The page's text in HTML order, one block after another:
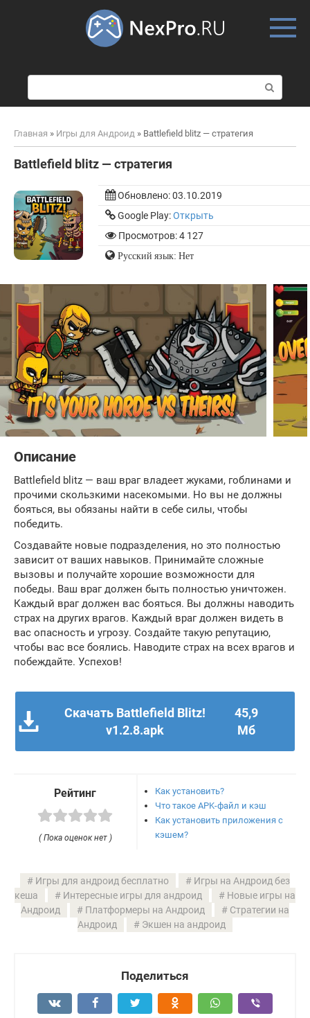
о
и
к
Главная » Игры для Андроид » Battlefield blitz — стратегия
Battlefield blitz — стратегия
Обновлено:03.10.2019
Google Play:Открыть
Просмотров: 4 127
Русский язык: Нет
Описание
Battlefield blitz — ваш враг владеет жуками, гоблинами и
прочими скользкими насекомыми. Но вы не должны
бояться, вы обязаны найти в себе силы, чтобы
победить.
Создавайте новые подразделения, но это полностью
зависит от ваших навыков. Принимайте сложные
вызовы и получайте хорошие возможности для
победы. Ваш враг должен быть полностью уничтожен.
Каждый враг должен вас бояться. Вы должны наводить
страх на других врагов. Каждый враг должен видеть в
вас опасность и угрозу. Создайте такую репутацию,
чтобы вас все боялись. Наводите страх на всех врагов и
побеждайте. Успехов!
Скачать Battlefield Blitz!
v1.2.8.apk
45,9
Мб
Рейтинг
( Пока оценок нет )
Как установить?
Что такое APK-файл и кэш
Как установить приложения с
кэшем?
Игры для андроид бесплатно
Игры на Андроид без
кеша
Интересные игры для андроид
Новые игры на
Андроид
Платформеры на Андроид
Стратегии на
Андроид
Экшен на андроид
Поделиться